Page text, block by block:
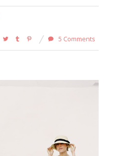
5 Comments